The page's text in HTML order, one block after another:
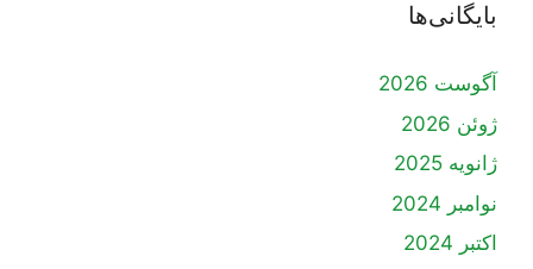
بایگانی‌ها
آگوست 2026
ژوئن 2026
ژانویه 2025
نوامبر 2024
اکتبر 2024